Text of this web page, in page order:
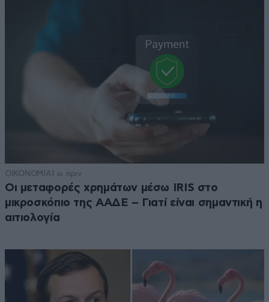
ΟΙΚΟΝΟΜΙΑ1 ω. πριν
Οι μεταφορές χρημάτων μέσω IRIS στο
μικροσκόπιο της ΑΑΔΕ – Γιατί είναι σημαντική η
αιτιολογία